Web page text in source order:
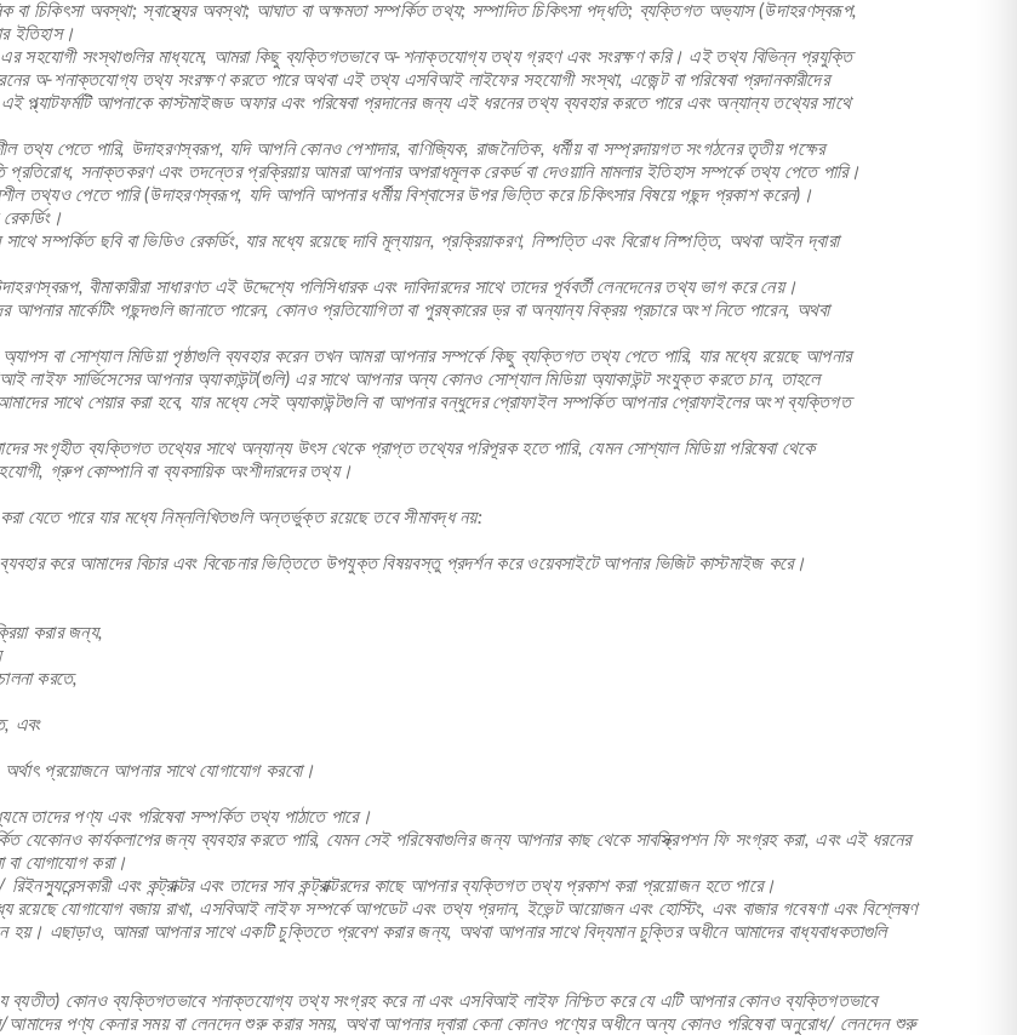
বা চিকিৎসা অবস্থা; স্বাস্থ্যের অবস্থা; আঘাত বা অক্ষমতা সম্পর্কিত তথ্য; সম্পাদিত চিকিৎসা পদ্ধতি; ব্যক্তিগত অভ্যাস (উদাহরণস্বরূপ,
ইতিহাস।
সহযোগী সংস্থাগুলির মাধ্যমে, আমরা কিছু ব্যক্তিগতভাবে অ-শনাক্তযোগ্য তথ্য গ্রহণ এবং সংরক্ষণ করি। এই তথ্য বিভিন্ন প্রযুক্তি
অ-শনাক্তযোগ্য তথ্য সংরক্ষণ করতে পারে অথবা এই তথ্য এসবিআই লাইফের সহযোগী সংস্থা, এজেন্ট বা পরিষেবা প্রদানকারীদের
এই প্ল্যাটফর্মটি আপনাকে কাস্টমাইজড অফার এবং পরিষেবা প্রদানের জন্য এই ধরনের তথ্য ব্যবহার করতে পারে এবং অন্যান্য তথ্যের সাথে
তথ্য পেতে পারি, উদাহরণস্বরূপ, যদি আপনি কোনও পেশাদার, বাণিজ্যিক, রাজনৈতিক, ধর্মীয় বা সম্প্রদায়গত সংগঠনের তৃতীয় পক্ষের
প্রতিরোধ, সনাক্তকরণ এবং তদন্তের প্রক্রিয়ায় আমরা আপনার অপরাধমূলক রেকর্ড বা দেওয়ানি মামলার ইতিহাস সম্পর্কে তথ্য পেতে পারি।
তথ্যও পেতে পারি (উদাহরণস্বরূপ, যদি আপনি আপনার ধর্মীয় বিশ্বাসের উপর ভিত্তি করে চিকিৎসার বিষয়ে পছন্দ প্রকাশ করেন)।
সাথে সম্পর্কিত ছবি বা ভিডিও রেকর্ডিং, যার মধ্যে রয়েছে দাবি মূল্যায়ন, প্রক্রিয়াকরণ, নিষ্পত্তি এবং বিরোধ নিষ্পত্তি, অথবা আইন দ্বারা
বীমাকারীরা সাধারণত এই উদ্দেশ্যে পলিসিধারক এবং দাবিদারদের সাথে তাদের পূর্ববর্তী লেনদেনের তথ্য ভাগ করে নেয়।
আপনার মার্কেটিং পছন্দগুলি জানাতে পারেন, কোনও প্রতিযোগিতা বা পুরষ্কারের ড্র বা অন্যান্য বিক্রয় প্রচারে অংশ নিতে পারেন, অথবা
বা সোশ্যাল মিডিয়া পৃষ্ঠাগুলি ব্যবহার করেন তখন আমরা আপনার সম্পর্কে কিছু ব্যক্তিগত তথ্য পেতে পারি, যার মধ্যে রয়েছে আপনার
লাইফ সার্ভিসেসের আপনার অ্যাকাউন্ট(গুলি) এর সাথে আপনার অন্য কোনও সোশ্যাল মিডিয়া অ্যাকাউন্ট সংযুক্ত করতে চান, তাহলে
সাথে শেয়ার করা হবে, যার মধ্যে সেই অ্যাকাউন্টগুলি বা আপনার বন্ধুদের প্রোফাইল সম্পর্কিত আপনার প্রোফাইলের অংশ ব্যক্তিগত
সংগৃহীত ব্যক্তিগত তথ্যের সাথে অন্যান্য উৎস থেকে প্রাপ্ত তথ্যের পরিপূরক হতে পারি, যেমন সোশ্যাল মিডিয়া পরিষেবা থেকে
গ্রুপ কোম্পানি বা ব্যবসায়িক অংশীদারদের তথ্য।
যেতে পারে যার মধ্যে নিম্নলিখিতগুলি অন্তর্ভুক্ত রয়েছে তবে সীমাবদ্ধ নয়:
করে আমাদের বিচার এবং বিবেচনার ভিত্তিতে উপযুক্ত বিষয়বস্তু প্রদর্শন করে ওয়েবসাইটে আপনার ভিজিট কাস্টমাইজ করে।
করার জন্য,
করতে,
এবং
প্রয়োজনে আপনার সাথে যোগাযোগ করবো।
তাদের পণ্য এবং পরিষেবা সম্পর্কিত তথ্য পাঠাতে পারে।
যেকোনও কার্যকলাপের জন্য ব্যবহার করতে পারি, যেমন সেই পরিষেবাগুলির জন্য আপনার কাছ থেকে সাবস্ক্রিপশন ফি সংগ্রহ করা, এবং এই ধরনের
বা যোগাযোগ করা।
এবং কন্ট্রাক্টর এবং তাদের সাব কন্ট্রাক্টরদের কাছে আপনার ব্যক্তিগত তথ্য প্রকাশ করা প্রয়োজন হতে পারে।
রয়েছে যোগাযোগ বজায় রাখা, এসবিআই লাইফ সম্পর্কে আপডেট এবং তথ্য প্রদান, ইভেন্ট আয়োজন এবং হোস্টিং, এবং বাজার গবেষণা এবং বিশ্লেষণ
হয়। এছাড়াও, আমরা আপনার সাথে একটি চুক্তিতে প্রবেশ করার জন্য, অথবা আপনার সাথে বিদ্যমান চুক্তির অধীনে আমাদের বাধ্যবাধকতাগুলি
ব্যতীত) কোনও ব্যক্তিগতভাবে শনাক্তযোগ্য তথ্য সংগ্রহ করে না এবং এসবিআই লাইফ নিশ্চিত করে যে এটি আপনার কোনও ব্যক্তিগতভাবে
আমাদের পণ্য কেনার সময় বা লেনদেন শুরু করার সময়, অথবা আপনার দ্বারা কেনা কোনও পণ্যের অধীনে অন্য কোনও পরিষেবা অনুরোধ/ লেনদেন শুরু